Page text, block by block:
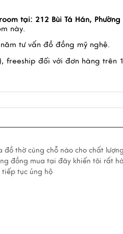
tại: 212 Bùi Tá Hán, Phường
này.
tư vấn đồ đồng mỹ nghệ.
freeship đối với đơn hàng trên
thờ cúng chỗ nào cho chất
đồng mua tại đây khiến tôi rất
tiếp tục ủng hộ